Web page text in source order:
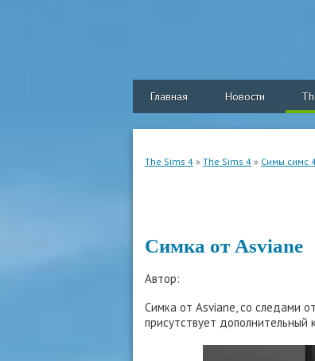
Главная Новости
The Sims 4 » The Sims 4 » Симы симс
Симка от Asviane
Автор:
Симка от Asviane, со следами
присутствует дополнительный